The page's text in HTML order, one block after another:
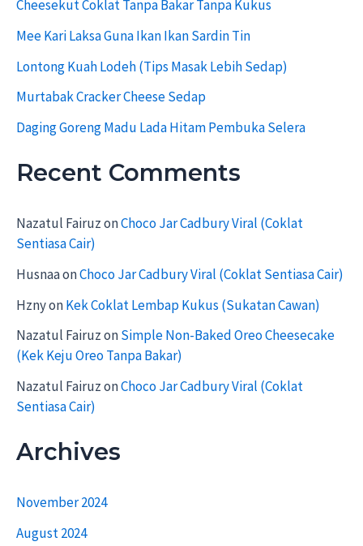
o
:
Cheesekut Coklat Tanpa Bakar Tanpa Kukus
Mee Kari Laksa Guna Ikan Ikan Sardin Tin
Lontong Kuah Lodeh (Tips Masak Lebih Sedap)
Murtabak Cracker Cheese Sedap
Daging Goreng Madu Lada Hitam Pembuka Selera
Recent Comments
Nazatul FairuzonChoco Jar Cadbury Viral (Coklat
Sentiasa Cair)
HusnaaonChoco Jar Cadbury Viral (Coklat Sentiasa Cair)
HznyonKek Coklat Lembap Kukus (Sukatan Cawan)
Nazatul FairuzonSimple Non-Baked Oreo Cheesecake
(Kek Keju Oreo Tanpa Bakar)
Nazatul FairuzonChoco Jar Cadbury Viral (Coklat
Sentiasa Cair)
Archives
November 2024
August 2024